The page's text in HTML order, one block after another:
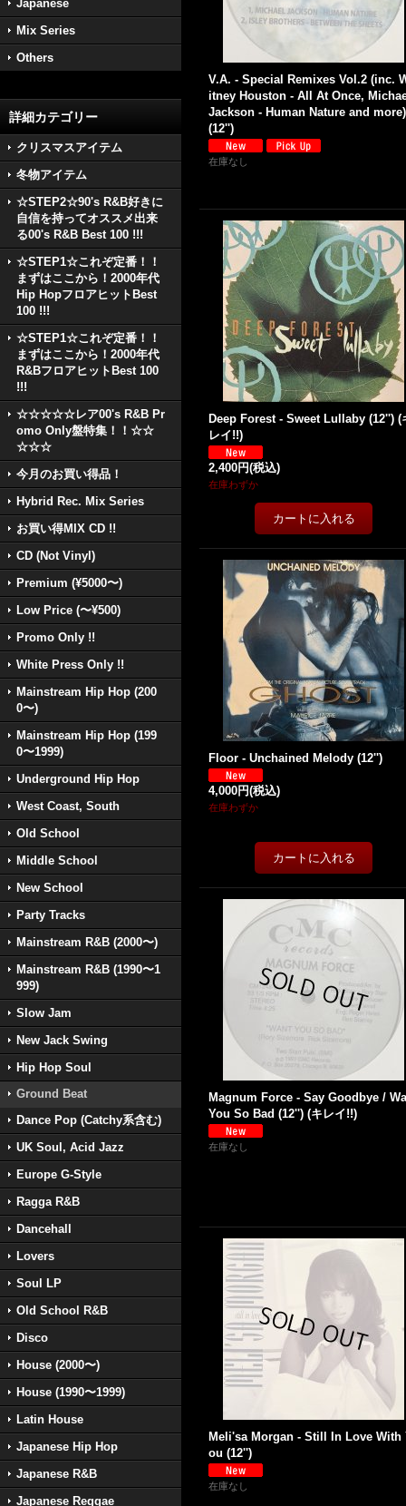
Japanese
Mix Series
Others
詳細カテゴリー
クリスマスアイテム
冬物アイテム
☆STEP2☆90's R&B好きに
自信を持ってオススメ出来
る00's R&B Best 100 !!!
☆STEP1☆これぞ定番！！
まずはここから！2000年代
Hip HopフロアヒットBest
100 !!!
☆STEP1☆これぞ定番！！
まずはここから！2000年代
R&BフロアヒットBest 100
!!!
☆☆☆☆☆レア00's R&B Pr
omo Only盤特集！！☆☆
☆☆☆
今月のお買い得品！
Hybrid Rec. Mix Series
お買い得MIX CD !!
CD (Not Vinyl)
Premium (¥5000〜)
Low Price (〜¥500)
Promo Only !!
White Press Only !!
Mainstream Hip Hop (200
0〜)
Mainstream Hip Hop (199
0〜1999)
Underground Hip Hop
West Coast, South
Old School
Middle School
New School
Party Tracks
Mainstream R&B (2000〜)
Mainstream R&B (1990〜1
999)
Slow Jam
New Jack Swing
Hip Hop Soul
Ground Beat
Dance Pop (Catchy系含む)
UK Soul, Acid Jazz
Europe G-Style
Ragga R&B
Dancehall
Lovers
Soul LP
Old School R&B
Disco
House (2000〜)
House (1990〜1999)
Latin House
Japanese Hip Hop
Japanese R&B
Japanese Reggae
V.A. - Special Remixes Vol.2 (inc.
itney Houston - All At Once,
Jackson - Human Nature and more)
(12'')
在庫なし
Deep Forest - Sweet Lullaby (12'') (
レイ!!)
2,400円(税込)
在庫わずか
Floor - Unchained Melody (12'')
4,000円(税込)
在庫わずか
Magnum Force - Say Goodbye /
You So Bad (12'') (キレイ!!)
在庫なし
Meli'sa Morgan - Still In Love With
ou (12'')
在庫なし